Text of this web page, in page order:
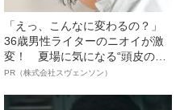
「えっ、こんなに変わるの？」
36歳男性ライターのニオイが激
変！ 夏場に気になる“頭皮のニ
オイ”や“ベタつき”を解消す
ト”が生み出した徹底ケアとは
PR（株式会社スヴェンソン）